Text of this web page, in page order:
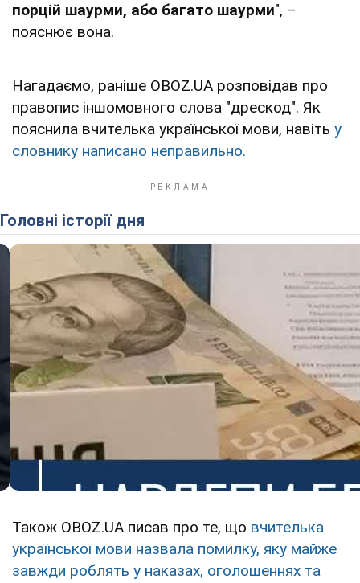
порцій шаурми, або багато шаурми", –
пояснює вона.
Нагадаємо, раніше OBOZ.UA розповідав про
правопис іншомовного слова "дрескод". Як
пояснила вчителька української мови, навіть у
словнику написано неправильно.
Головні історії дня
Також OBOZ.UA писав про те, що вчителька
української мови назвала помилку, яку майже
завжди роблять у наказах, оголошеннях та